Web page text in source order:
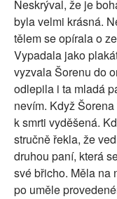
Neskrýval, že je
byla velmi krásná.
tělem se opírala o
Vypadala jako
vyzvala Šorenu do
odlepila i ta mladá
nevím. Když
k smrti vyděšená.
stručně řekla, že
druhou paní, která
své břicho. Měla na
po uměle